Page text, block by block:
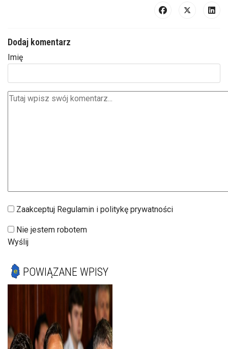
Dodaj komentarz
Imię
Zaakceptuj Regulamin i politykę prywatności
Nie jestem robotem
Wyślij
POWIĄZANE WPISY